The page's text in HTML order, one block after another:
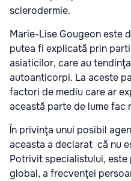
sclerodermie.
Marie-Lise Gougeon este
putea fi explicată prin
asiaticilor, care au
autoanticorpi. La aceste
factori de mediu care ar
această parte de lume fac
În privinţa unui posibil
aceasta a declarat că nu
Potrivit specialistului,
global, a frecvenţei